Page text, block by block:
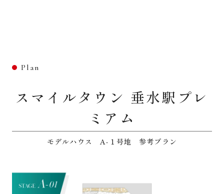
Plan
スマイルタウン 垂水駅プレ
ミアム
モデルハウス A-１号地 参考プラン